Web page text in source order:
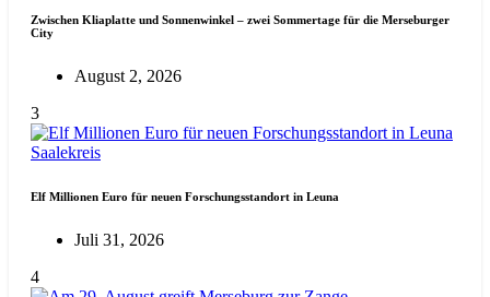
Zwischen Kliaplatte und Sonnenwinkel – zwei Sommertage für die Merseburger
City
August 2, 2026
3
Saalekreis
Elf Millionen Euro für neuen Forschungsstandort in Leuna
Juli 31, 2026
4